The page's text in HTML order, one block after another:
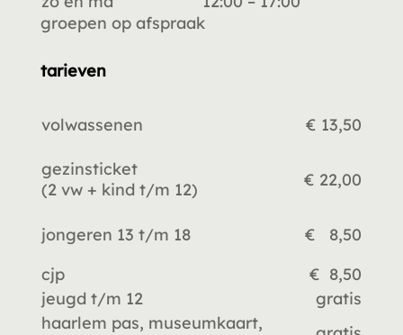
groepen op afspraak
tarieven
volwassenen € 13,50
gezinsticket
(2 vw + kind t/m 12) € 22,00
jongeren 13 t/m 18
€ 8,50
cjp
€ 8,50
jeugd t/m 12
gratis
haarlem pas, museumkaart,